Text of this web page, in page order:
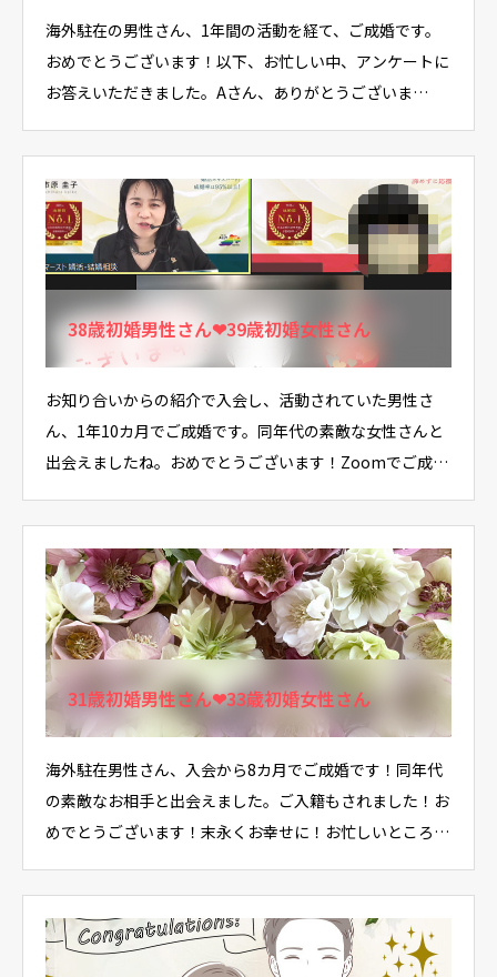
海外駐在の男性さん、1年間の活動を経て、ご成婚です。
おめでとうございます！以下、お忙しい中、アンケートに
お答えいただきました。Aさん、ありがとうございま…
38歳初婚男性さん❤39歳初婚女性さん
お知り合いからの紹介で入会し、活動されていた男性さ
ん、1年10カ月でご成婚です。同年代の素敵な女性さんと
出会えましたね。おめでとうございます！Zoomでご成…
31歳初婚男性さん❤33歳初婚女性さん
海外駐在男性さん、入会から8カ月でご成婚です！同年代
の素敵なお相手と出会えました。ご入籍もされました！お
めでとうございます！末永くお幸せに！お忙しいところ…